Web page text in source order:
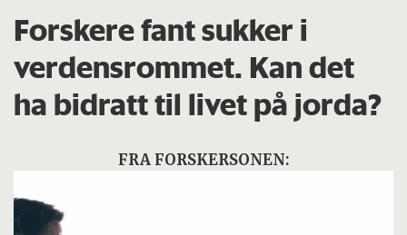
Forskere fant sukker i
verdensrommet. Kan det
ha bidratt til livet på jorda?
FRA FORSKERSONEN: